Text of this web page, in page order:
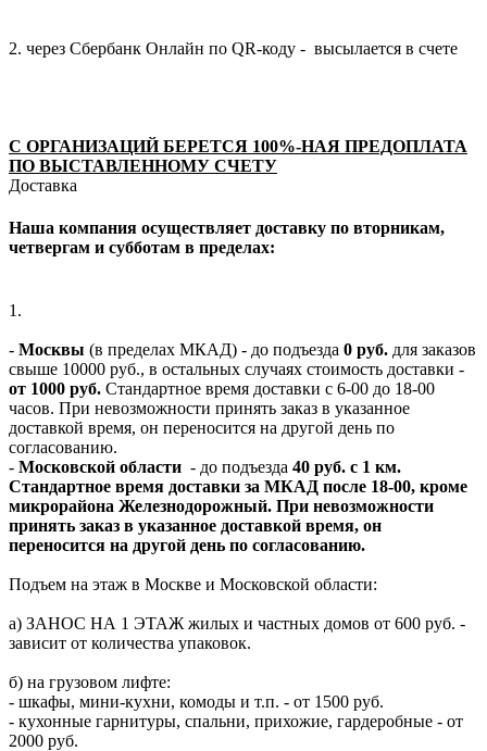
2. через Сбербанк Онлайн по QR-коду - высылается в счете
С ОРГАНИЗАЦИЙ БЕРЕТСЯ 100%-НАЯ ПРЕДОПЛАТА
ПО ВЫСТАВЛЕННОМУ СЧЕТУ
Доставка
Наша компания осуществляет доставку по вторникам,
четвергам и субботам в пределах:
1.
- Москвы (в пределах МКАД) - до подъезда 0 руб. для заказов
свыше 10000 руб., в остальных случаях стоимость доставки -
от 1000 руб. Стандартное время доставки с 6-00 до 18-00
часов. При невозможности принять заказ в указанное
доставкой время, он переносится на другой день по
согласованию.
- Московской области - до подъезда 40 руб. с 1 км.
Стандартное время доставки за МКАД после 18-00, кроме
микрорайона Железнодорожный. При невозможности
принять заказ в указанное доставкой время, он
переносится на другой день по согласованию.
Подъем на этаж в Москве и Московской области:
а) ЗАНОС НА 1 ЭТАЖ жилых и частных домов от 600 руб. -
зависит от количества упаковок.
б) на грузовом лифте:
- шкафы, мини-кухни, комоды и т.п. - от 1500 руб.
- кухонные гарнитуры, спальни, прихожие, гардеробные - от
2000 руб.